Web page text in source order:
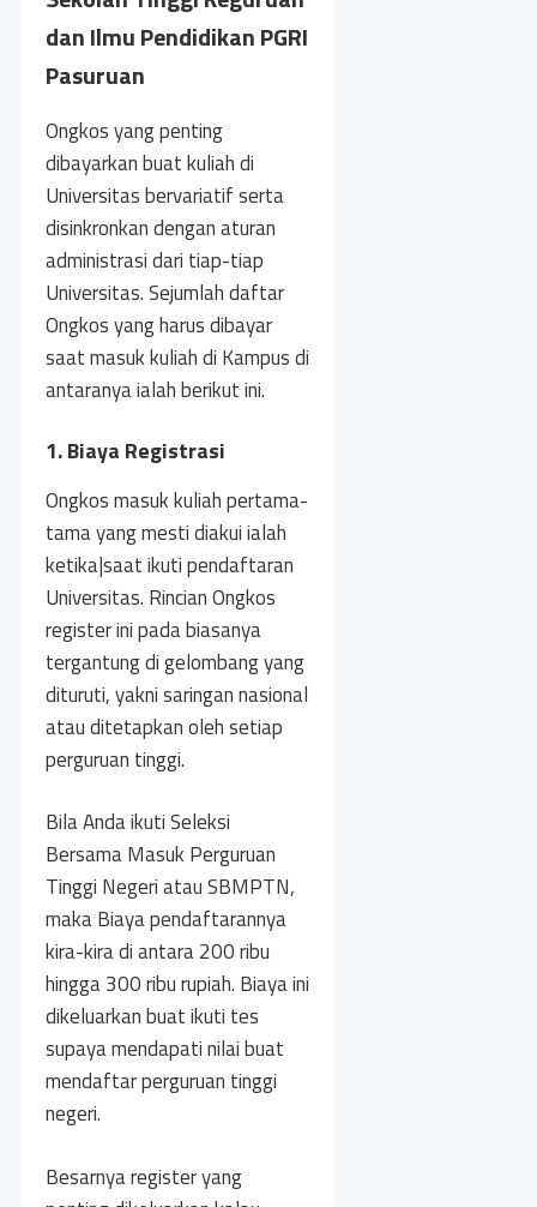
dan Ilmu Pendidikan PGRI
Pasuruan
Ongkos yang penting
dibayarkan buat kuliah di
Universitas bervariatif serta
disinkronkan dengan aturan
administrasi dari tiap-tiap
Universitas. Sejumlah daftar
Ongkos yang harus dibayar
saat masuk kuliah di Kampus di
antaranya ialah berikut ini.
1. Biaya Registrasi
Ongkos masuk kuliah pertama-
tama yang mesti diakui ialah
ketika|saat ikuti pendaftaran
Universitas. Rincian Ongkos
register ini pada biasanya
tergantung di gelombang yang
dituruti, yakni saringan nasional
atau ditetapkan oleh setiap
perguruan tinggi.
Bila Anda ikuti Seleksi
Bersama Masuk Perguruan
Tinggi Negeri atau SBMPTN,
maka Biaya pendaftarannya
kira-kira di antara 200 ribu
hingga 300 ribu rupiah. Biaya ini
dikeluarkan buat ikuti tes
supaya mendapati nilai buat
mendaftar perguruan tinggi
negeri.
Besarnya register yang